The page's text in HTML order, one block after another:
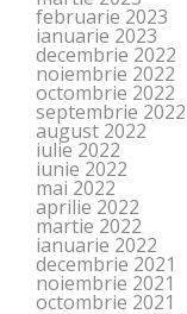
februarie 2023
ianuarie 2023
decembrie 2022
noiembrie 2022
octombrie 2022
septembrie 2022
august 2022
iulie 2022
iunie 2022
mai 2022
aprilie 2022
martie 2022
ianuarie 2022
decembrie 2021
noiembrie 2021
octombrie 2021